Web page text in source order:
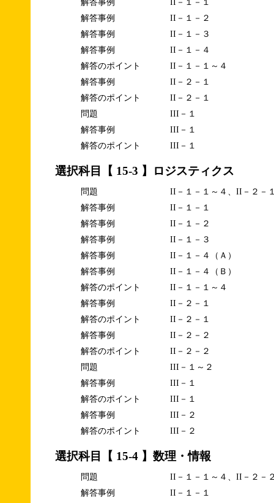
解答事例
II－１－１
解答事例
II－１－２
解答事例
II－１－３
解答事例
II－１－４
解答のポイント
II－１－１～４
解答事例
II－２－１
解答のポイント
II－２－１
問題
III－１
解答事例
III－１
解答のポイント
III－１
選択科目【 15-3 】ロジスティクス
問題
II－１－１～４、II－２－
解答事例
II－１－１
解答事例
II－１－２
解答事例
II－１－３
解答事例
II－１－４（Ａ）
解答事例
II－１－４（Ｂ）
解答のポイント
II－１－１～４
解答事例
II－２－１
解答のポイント
II－２－１
解答事例
II－２－２
解答のポイント
II－２－２
問題
III－１～２
解答事例
III－１
解答のポイント
III－１
解答事例
III－２
解答のポイント
III－２
選択科目【 15-4 】数理・情報
問題
II－１－１～４、II－２－
解答事例
II－１－１